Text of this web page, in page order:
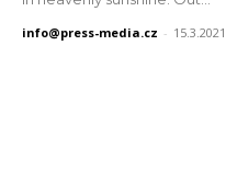
info@press-media.cz - 15.3.2021